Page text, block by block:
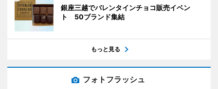
銀座三越でバレンタインチョコ販売イベン
ト 50ブランド集結
もっと見る
フォトフラッシュ